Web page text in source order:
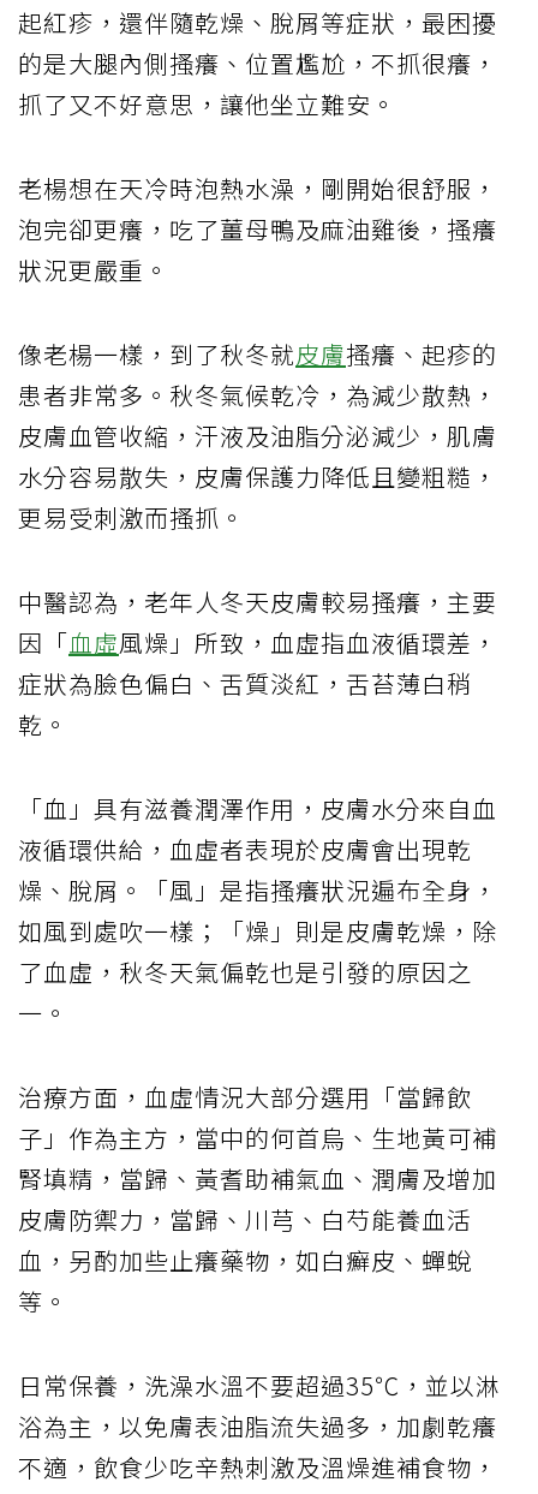
起紅疹，還伴隨乾燥、脫屑等症狀，最困擾
的是大腿內側搔癢、位置尷尬，不抓很癢，
抓了又不好意思，讓他坐立難安。
老楊想在天冷時泡熱水澡，剛開始很舒服，
泡完卻更癢，吃了薑母鴨及麻油雞後，搔癢
狀況更嚴重。
像老楊一樣，到了秋冬就皮膚搔癢、起疹的
患者非常多。秋冬氣候乾冷，為減少散熱，
皮膚血管收縮，汗液及油脂分泌減少，肌膚
水分容易散失，皮膚保護力降低且變粗糙，
更易受刺激而搔抓。
中醫認為，老年人冬天皮膚較易搔癢，主要
因「血虛風燥」所致，血虛指血液循環差，
症狀為臉色偏白、舌質淡紅，舌苔薄白稍
乾。
「血」具有滋養潤澤作用，皮膚水分來自血
液循環供給，血虛者表現於皮膚會出現乾
燥、脫屑。「風」是指搔癢狀況遍布全身，
如風到處吹一樣；「燥」則是皮膚乾燥，除
了血虛，秋冬天氣偏乾也是引發的原因之
一。
治療方面，血虛情況大部分選用「當歸飲
子」作為主方，當中的何首烏、生地黃可補
腎填精，當歸、黃耆助補氣血、潤膚及增加
皮膚防禦力，當歸、川芎、白芍能養血活
血，另酌加些止癢藥物，如白癬皮、蟬蛻
等。
日常保養，洗澡水溫不要超過35℃，並以淋
浴為主，以免膚表油脂流失過多，加劇乾癢
不適，飲食少吃辛熱刺激及溫燥進補食物，